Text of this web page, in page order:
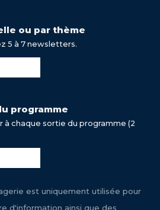
ou par thème
5 à 7 newsletters.
programme
chaque sortie du programme (2
est uniquement utilisée pour
d'information ainsi que des